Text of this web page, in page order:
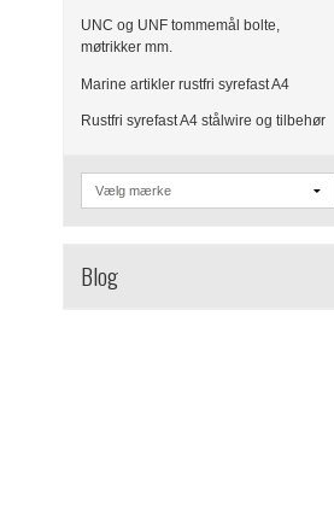
UNC og UNF tommemål bolte,
møtrikker mm.
Marine artikler rustfri syrefast A4
Rustfri syrefast A4 stålwire og tilbehør
Blog